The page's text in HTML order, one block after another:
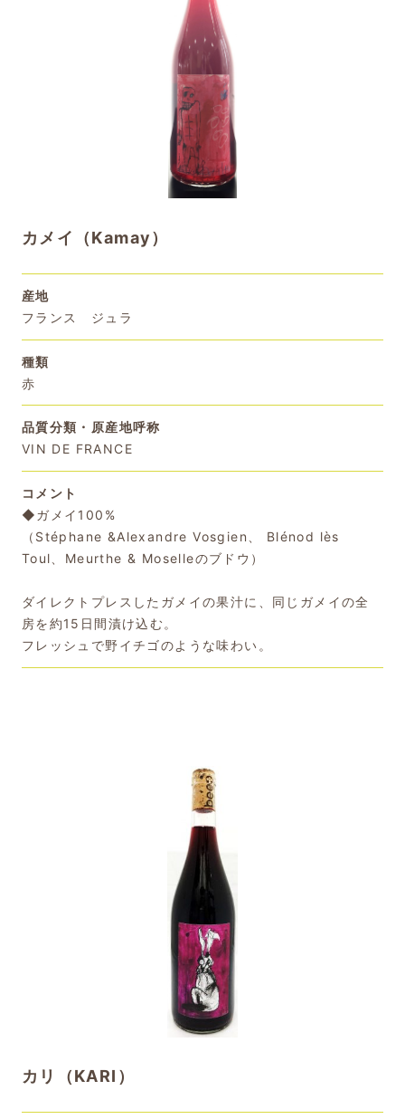
カメイ（Kamay）
産地
フランス ジュラ
種類
赤
品質分類・原産地呼称
VIN DE FRANCE
コメント
◆ガメイ100%
（Stéphane &Alexandre Vosgien、 Blénod lès
Toul、Meurthe & Moselleのブドウ）
ダイレクトプレスしたガメイの果汁に、同じガメイの全
房を約15日間漬け込む。
フレッシュで野イチゴのような味わい。
カリ（KARI）